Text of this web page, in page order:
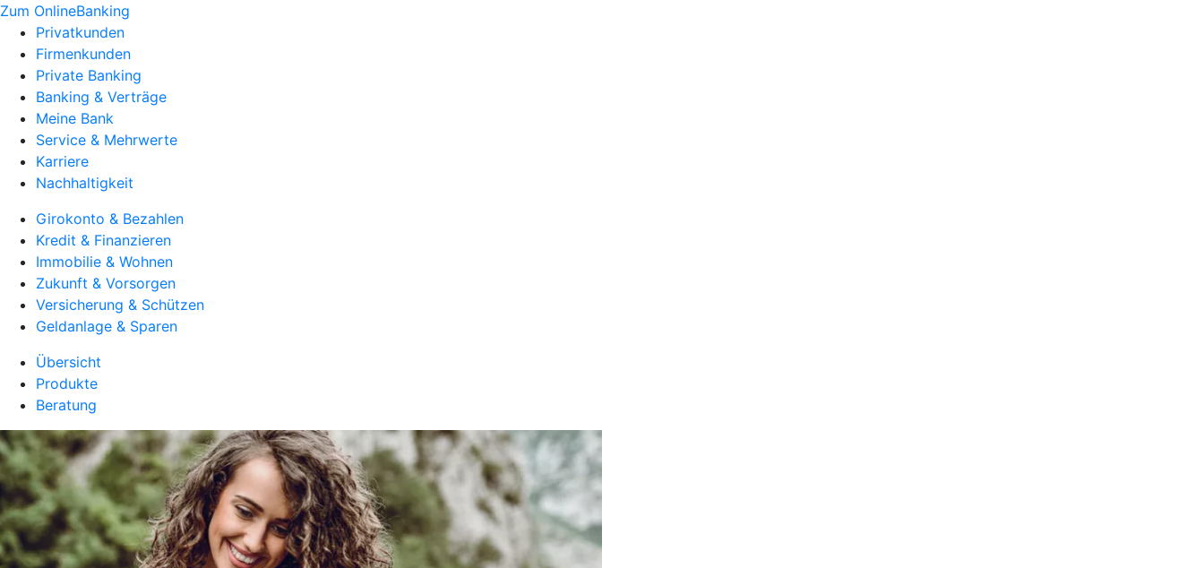
Zum OnlineBanking
Privatkunden
Firmenkunden
Private Banking
Banking & Verträge
Meine Bank
Service & Mehrwerte
Karriere
Nachhaltigkeit
Girokonto & Bezahlen
Kredit & Finanzieren
Immobilie & Wohnen
Zukunft & Vorsorgen
Versicherung & Schützen
Geldanlage & Sparen
Übersicht
Produkte
Beratung